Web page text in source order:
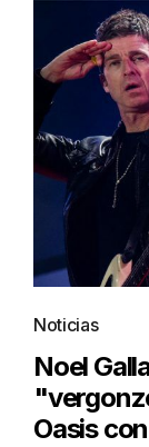
Noticias
Noel
Oasis